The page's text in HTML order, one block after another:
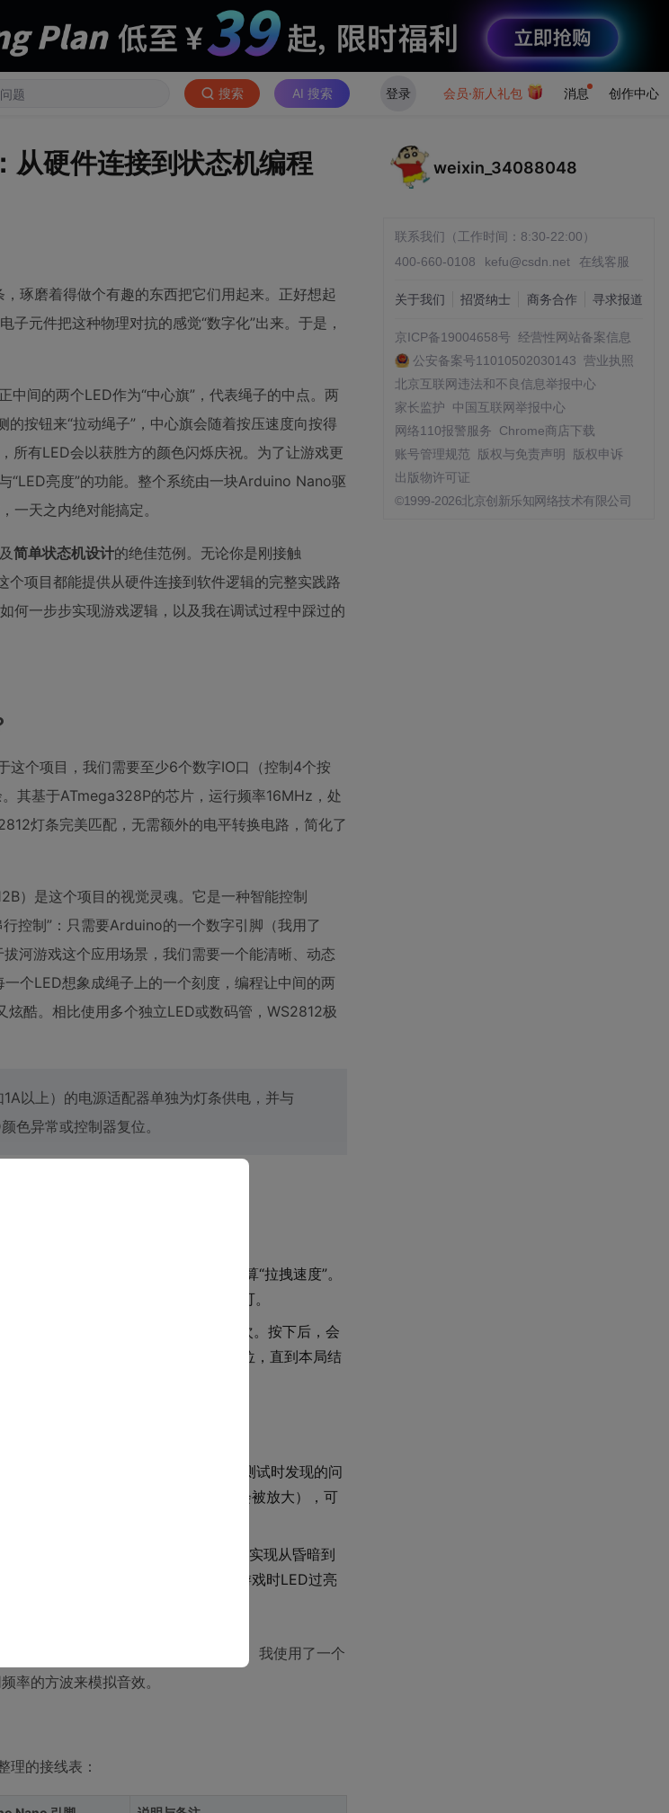
搜索 AI 搜索 登录 会员·新人礼包 消息 创作中心
硬件连接到状态机编程
琢磨着得做个有趣的东西把它们用起来。正好想起
元件把这种物理对抗的感觉“数字化”出来。于是，
间的两个LED作为“中心旗”，代表绳子的中点。两
按钮来“拉动绳子”，中心旗会随着按压速度向按得
所有LED会以获胜方的颜色闪烁庆祝。为了让游戏更
“LED亮度”的功能。整个系统由一块Arduino Nano驱
一天之内绝对能搞定。
简单状态机设计的绝佳范例。无论你是刚接触
项目都能提供从硬件连接到软件逻辑的完整实践路
何一步步实现游戏逻辑，以及我在调试过程中踩过的
这个项目，我们需要至少6个数字IO口（控制4个按
其基于ATmega328P的芯片，运行频率16MHz，处
灯条完美匹配，无需额外的电平转换电路，简化了
）是这个项目的视觉灵魂。它是一种智能控制
控制”：只需要Arduino的一个数字引脚（我用了
河游戏这个应用场景，我们需要一个能清晰、动态
个LED想象成绳子上的一个刻度，编程让中间的两
酷。相比使用多个独立LED或数码管，WS2812极
以上）的电源适配器单独为灯条供电，并与
色异常或控制器复位。
和一个“BOOST按钮”。
通过测量两次按压之间的时间间隔来计算“拉拽速度”。
里选用最普通的常开型轻触开关即可。
设计为每局游戏每位玩家只能使用一次。按下后，会
状态标志位来实现，按下后标志位置位，直到本局结
到5个速度等级上。这个功能解决了测试时发现的问
调高灵敏度（即使微小的速度差也会被放大），可
将A1的模拟值映射到这个范围，就能实现从昏暗到
得舒适的视觉体验，也避免了夜间游戏时LED过亮
奏的声音，能极大增强游戏的沉浸感。我使用了一个
率的方波来模拟音效。
理的接线表：
weixin_34088048
联系我们（工作时间：8:30-22:00）
400-660-0108
kefu@csdn.net 在线客服
关于我们 招贤纳士 商务合作 寻求报道
京ICP备19004658号 经营性网站备案信息
公安备案号11010502030143 营业执照
北京互联网违法和不良信息举报中心
家长监护
中国互联网举报中心
网络110报警服务
Chrome商店下载
账号管理规范
版权与免责声明
版权申诉
出版物许可证
©1999-2026北京创新乐知网络技术有限公司